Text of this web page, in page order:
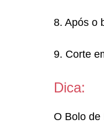
8. Após o
9. Corte
Dica:
O Bolo de